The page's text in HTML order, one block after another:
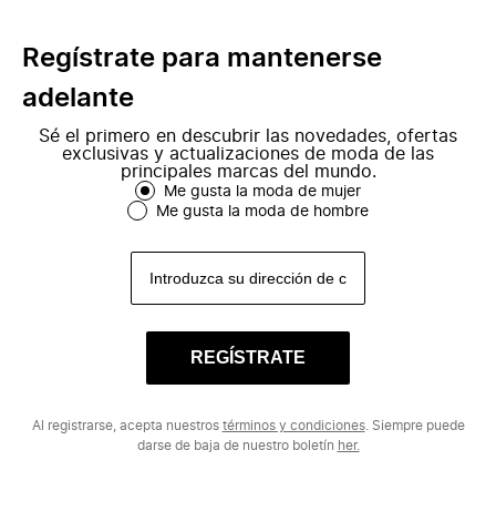
Regístrate para mantenerse
adelante
Sé el primero en descubrir las novedades, ofertas
exclusivas y actualizaciones de moda de las
principales marcas del mundo.
Me gusta la moda de mujer
Me gusta la moda de hombre
REGÍSTRATE
Al registrarse, acepta nuestros términos y condiciones. Siempre puede
darse de baja de nuestro boletín her.